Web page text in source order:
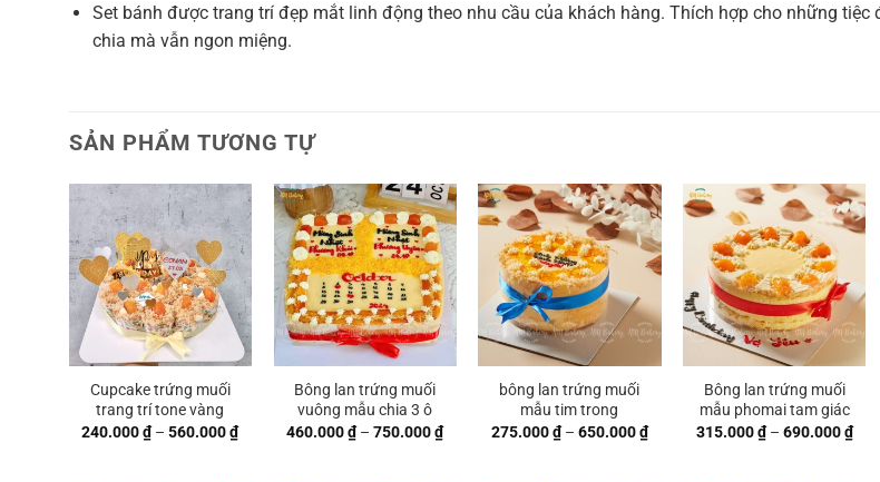
Set bánh được trang trí đẹp mắt linh động theo nhu cầu của khách hàng. Thích hợp cho những tiệc
chia mà vẫn ngon miệng.
SẢN PHẨM TƯƠNG TỰ
Cupcake trứng muối
trang trí tone vàng
240.000₫ – 560.000₫Khoảng
giá:
Bông lan trứng muối
vuông mẫu chia 3 ô
460.000₫ – 750.000₫Khoảng
giá:
bông lan trứng muối
mẫu tim trong
275.000₫ – 650.000₫Khoảng
giá:
Bông lan trứng muối
mẫu phomai tam giác
315.000₫ – 690.000₫
giá: